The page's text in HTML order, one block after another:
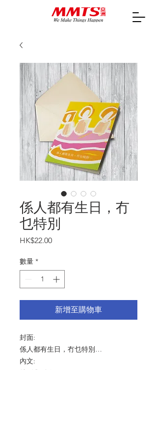
係人都有生日，冇
乜特別
HK$22.00價
數量 *
新增至購物車
封面:
係人都有生日，冇乜特別…
內文:
特別嘅係你!